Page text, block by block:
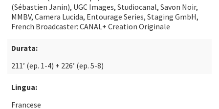
(Sébastien Janin), UGC Images, Studiocanal, Savon Noir,
MMBV, Camera Lucida, Entourage Series, Staging GmbH,
French Broadcaster: CANAL+ Creation Originale
Durata:
211’ (ep. 1-4) + 226’ (ep. 5-8)
Lingua:
Francese